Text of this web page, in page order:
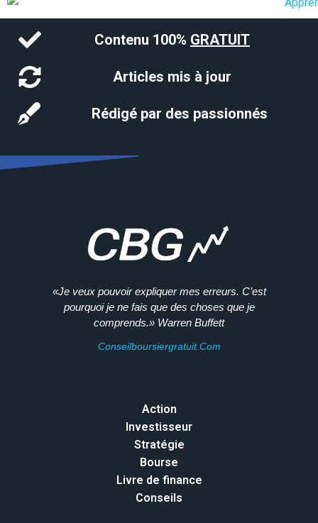
Contenu 100% GRATUIT
Articles mis à jour
Rédigé par des passionnés
«Je veux pouvoir expliquer mes erreurs. C’est
pourquoi je ne fais que des choses que je
comprends.» Warren Buffett
Conseilboursiergratuit.com
Action
Investisseur
Stratégie
Bourse
Livre de finance
Conseils